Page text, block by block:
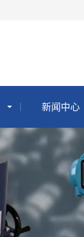
新闻中心